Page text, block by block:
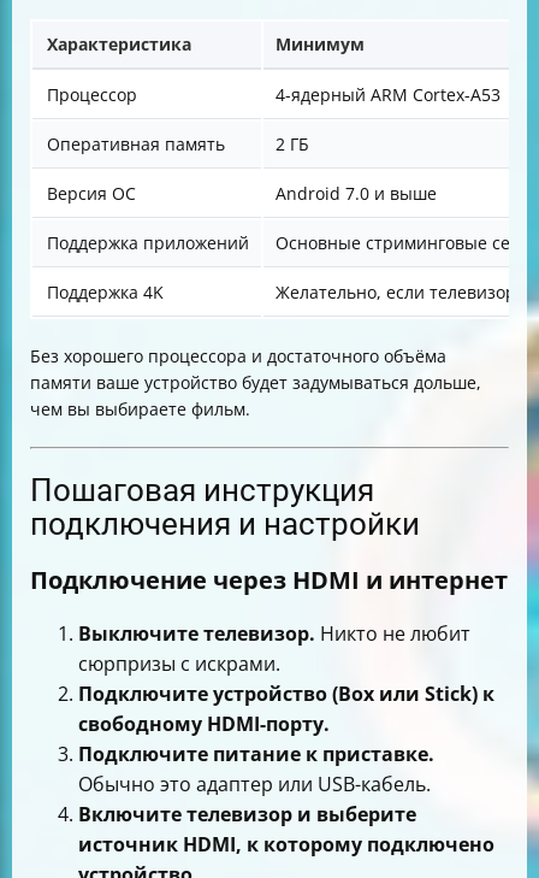
Характеристика Минимум
Процессор 4-ядерный ARM Cortex-A53
Оперативная память 2 ГБ
Версия ОС Android 7.0 и выше
Поддержка приложений Основные стриминговые
Поддержка 4K Желательно, если телевизор
Без хорошего процессора и достаточного объёма
памяти ваше устройство будет задумываться дольше,
чем вы выбираете фильм.
Пошаговая инструкция
подключения и настройки
Подключение через HDMI и интернет
Выключите телевизор. Никто не любит
сюрпризы с искрами.
Подключите устройство (Box или Stick) к
свободному HDMI-порту.
Подключите питание к приставке.
Обычно это адаптер или USB-кабель.
Включите телевизор и выберите
источник HDMI, к которому подключено